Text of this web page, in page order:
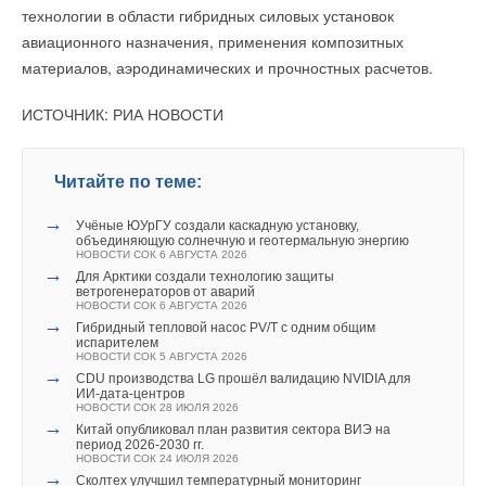
технологии в области гибридных силовых установок
авиационного назначения, применения композитных
материалов, аэродинамических и прочностных расчетов.
ИСТОЧНИК: РИА НОВОСТИ
Читайте по теме:
→
Учёные ЮУрГУ создали каскадную установку,
объединяющую солнечную и геотермальную энергию
НОВОСТИ СОК 6 АВГУСТА 2026
→
Для Арктики создали технологию защиты
ветрогенераторов от аварий
НОВОСТИ СОК 6 АВГУСТА 2026
→
Гибридный тепловой насос PV/T с одним общим
испарителем
НОВОСТИ СОК 5 АВГУСТА 2026
→
CDU производства LG прошёл валидацию NVIDIA для
ИИ-дата-центров
НОВОСТИ СОК 28 ИЮЛЯ 2026
→
Китай опубликовал план развития сектора ВИЭ на
период 2026-2030 гг.
НОВОСТИ СОК 24 ИЮЛЯ 2026
→
Сколтех улучшил температурный мониторинг
Дун Минчжу уверена, что китайские предприятия внесут
больший вклад в гармоничный мир с помощью
технологических инноваций.
ИСТОЧНИК: GREE
Текст комментария
Ваш E-mail *
Текст комментария
которой будут использовать отработавшие аккумуляторы.
Pramac будет использовать литий-ионные элементы от
аккумуляторов Jaguar I-PACE.
Mercedes тоже строит завод по переработке аккумуляторов
планирует перерабатывать литий-ионные аккумуляторы
гибридных и электрических моделей Mercedes-Benz EQ,
выделяя такое ценное сырье, как кобальт, никель, литий и
графит.
Денис Давыдов
Читайте по теме:
Tesla открыла завод по производству систем накопления
НОВОСТИ СОК 12 ФЕВРАЛЯ 2025
на пластик пищевую пленку из натурального протеина
шелка. Она помогает продуктам сохранять свежесть, при
этом полностью натуральна по составу. В отличие
Обучение машин «умной» работе